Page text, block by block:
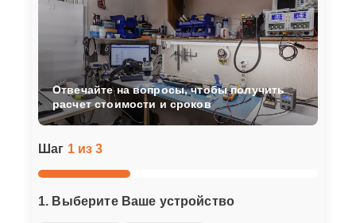
Шаг 1 из 3
1. Выберите Ваше устройство
Отвечайте на вопросы, чтобы получить
расчет стоимости и сроков